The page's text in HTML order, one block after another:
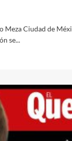
Meza Ciudad de
se...